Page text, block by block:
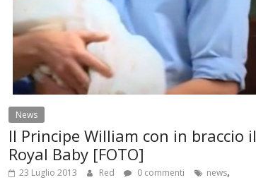
News
Il Principe William con in braccio il
Royal Baby [FOTO]
23 Luglio 2013 Red 0 commenti news,